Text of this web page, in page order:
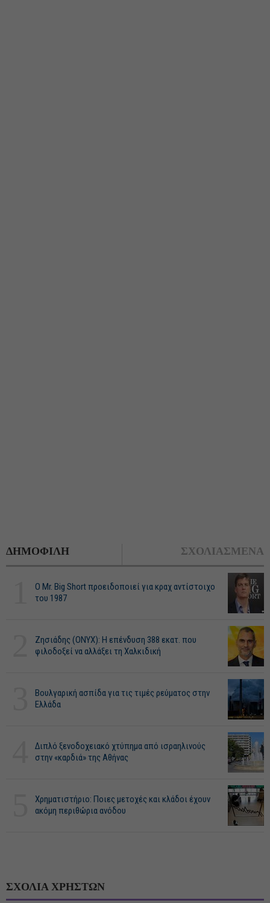
ΔΗΜΟΦΙΛΗ ΣΧΟΛΙΑΣΜΕΝΑ
O Mr. Big Short προειδοποιεί για κραχ αντίστοιχο
του 1987
Ζησιάδης (ONYX): Η επένδυση 388 εκατ. που
φιλοδοξεί να αλλάξει τη Χαλκιδική
Βουλγαρική ασπίδα για τις τιμές ρεύματος στην
Ελλάδα
Διπλό ξενοδοχειακό χτύπημα από ισραηλινούς
στην «καρδιά» της Αθήνας
Χρηματιστήριο: Ποιες μετοχές και κλάδοι έχουν
ακόμη περιθώρια ανόδου
ΣΧΟΛΙΑ ΧΡΗΣΤΩΝ